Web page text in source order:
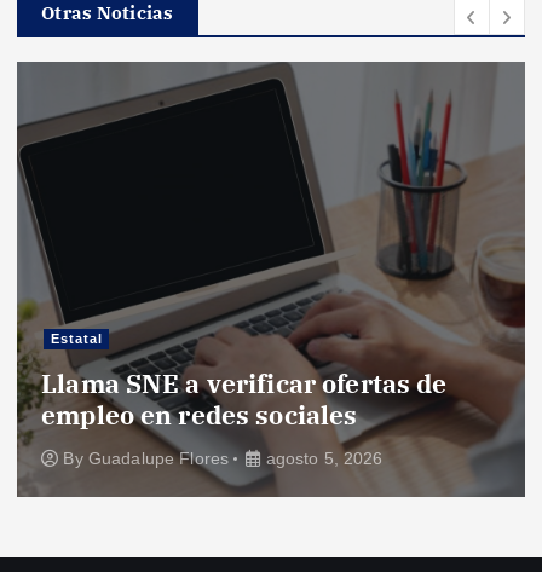
Otras Noticias
Estatal
Llama SNE a verificar ofertas de
empleo en redes sociales
By Guadalupe Flores agosto 5, 2026